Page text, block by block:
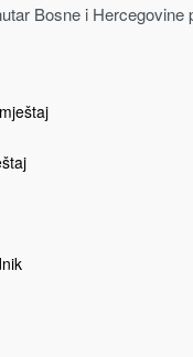
Bosne i Hercegovine